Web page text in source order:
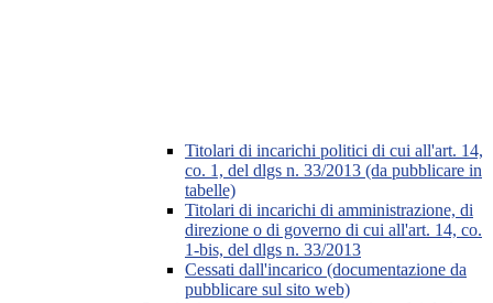
Titolari di incarichi politici di cui all'art. 14,
co. 1, del dlgs n. 33/2013 (da pubblicare in
tabelle)
Titolari di incarichi di amministrazione, di
direzione o di governo di cui all'art. 14, co.
1-bis, del dlgs n. 33/2013
Cessati dall'incarico (documentazione da
pubblicare sul sito web)